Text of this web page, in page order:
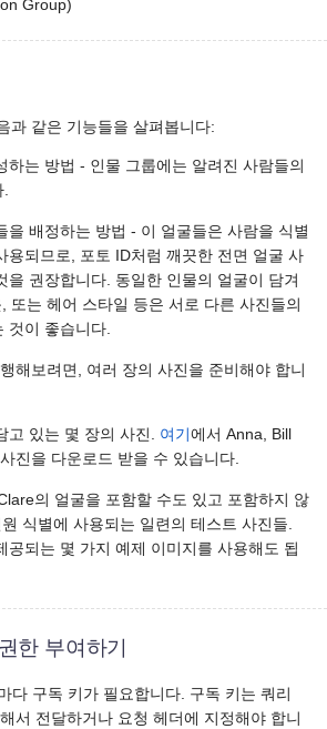
Group)
과 같은 기능들을 살펴봅니다:
하는 방법 - 인물 그룹에는 알려진 사람들의
.
을 배정하는 방법 - 이 얼굴들은 사람을 식별
용되므로, 포토 ID처럼 깨끗한 전면 얼굴 사
을 권장합니다. 동일한 인물의 얼굴이 담겨
또는 헤어 스타일 등은 서로 다른 사진들의
것이 좋습니다.
해보려면, 여러 장의 사진을 준비해야 합니
고 있는 몇 장의 사진. 여기에서 Anna, Bill
진을 다운로드 받을 수 있습니다.
의 얼굴을 포함할 수도 있고 포함하지 않
식별에 사용되는 일련의 테스트 사진들.
공되는 몇 가지 예제 이미지를 사용해도 됩
한 부여하기
다 구독 키가 필요합니다. 구독 키는 쿼리
서 전달하거나 요청 헤더에 지정해야 합니